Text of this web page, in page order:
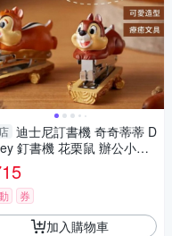
迪士尼訂書機 奇奇蒂蒂 D
釘書機 花栗鼠 辦公小物
奇蒂蒂 Disney 釘書機 花栗
本卡通文具
券
加入購物車